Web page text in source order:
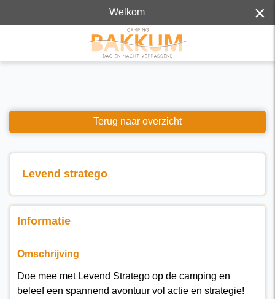
Welkom ×
Terug naar overzicht
Levend stratego
Informatie
Omschrijving
Doe mee met Levend Stratego op de camping en
beleef een spannend avontuur vol actie en strategie!